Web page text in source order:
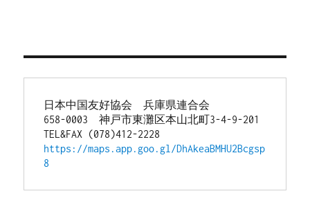
日本中国友好協会　兵庫県連合会
658-0003　神戸市東灘区本山北町3-4-9-201
TEL&FAX (078)412-2228
https://maps.app.goo.gl/DhAkeaBMHU2Bcgsp
8